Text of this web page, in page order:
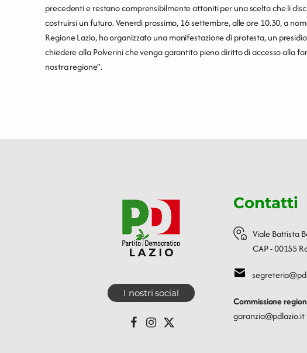
precedenti e restano comprensibilmente attoniti per una scelta che li
costruirsi un futuro. Venerdì prossimo, 16 settembre, alle ore 10.30, a
Regione Lazio, ho organizzato una manifestazione di protesta, un
chiedere alla Polverini che venga garantito pieno diritto di accesso alla
nostra regione”.
I nostri social
Contatti
Viale Battista
CAP - 00155
Commissione
garanzia@pdlazio.it